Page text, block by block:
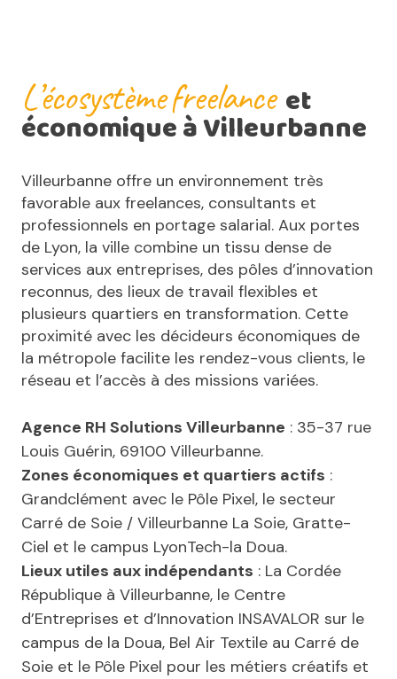
L’écosystèmefreelanceet
économique à Villeurbanne
Villeurbanne offre un environnement très
favorable aux freelances, consultants et
professionnels en portage salarial. Aux portes
de Lyon, la ville combine un tissu dense de
services aux entreprises, des pôles d’innovation
reconnus, des lieux de travail flexibles et
plusieurs quartiers en transformation. Cette
proximité avec les décideurs économiques de
la métropole facilite les rendez-vous clients, le
réseau et l’accès à des missions variées.
Agence RH Solutions Villeurbanne : 35-37 rue
Louis Guérin, 69100 Villeurbanne.
Zones économiques et quartiers actifs :
Grandclément avec le Pôle Pixel, le secteur
Carré de Soie / Villeurbanne La Soie, Gratte-
Ciel et le campus LyonTech-la Doua.
Lieux utiles aux indépendants : La Cordée
République à Villeurbanne, le Centre
d’Entreprises et d’Innovation INSAVALOR sur le
campus de la Doua, Bel Air Textile au Carré de
Soie et le Pôle Pixel pour les métiers créatifs et